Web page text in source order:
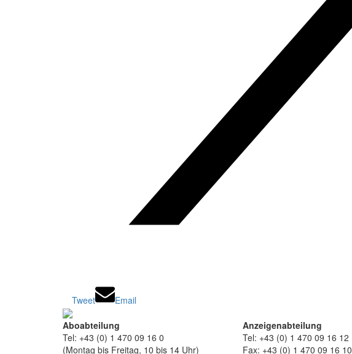
Tweet Email
Aboabteilung
Tel: +43 (0) 1 470 09 16 0
(Montag bis Freitag, 10 bis 14 Uhr)
Anzeigenabteilung
Tel: +43 (0) 1 470 09 16 12
Fax: +43 (0) 1 470 09 16 10